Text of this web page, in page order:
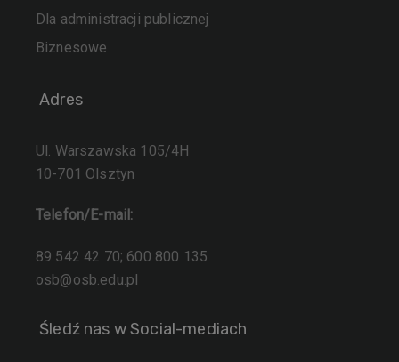
Dla administracji publicznej
Biznesowe
Adres
Ul. Warszawska 105/4H
10-701 Olsztyn
Telefon/E-mail:
89 542 42 70; 600 800 135
osb@osb.edu.pl
Śledź nas w Social-mediach